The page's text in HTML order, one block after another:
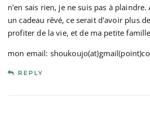
n'en sais rien, je ne suis pas à plaindre.
un cadeau rêvé, ce serait d'avoir plus
profiter de la vie, et de ma petite
mon email:
REPLY